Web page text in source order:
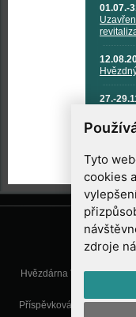
Tyto
cookies
zdroje
01.07.-
27.-
Hvězdárna Valašské
Příspěvková organizace